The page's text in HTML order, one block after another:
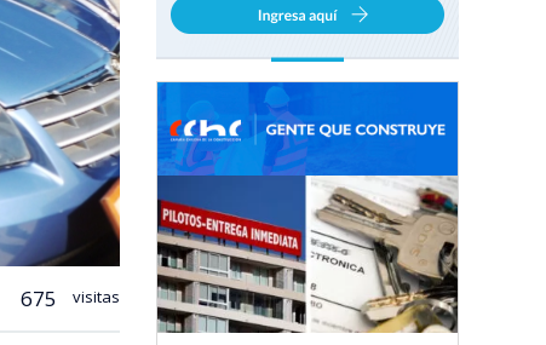
675 visitas